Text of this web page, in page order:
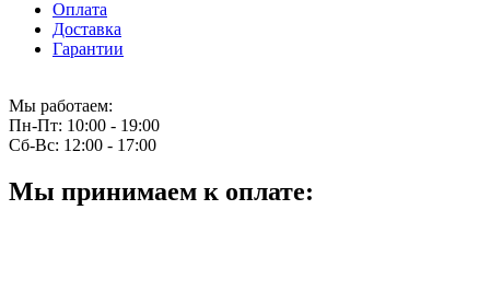
Оплата
Доставка
Гарантии
Мы работаем:
Пн-Пт: 10:00 - 19:00
Сб-Вс: 12:00 - 17:00
Мы принимаем к оплате: